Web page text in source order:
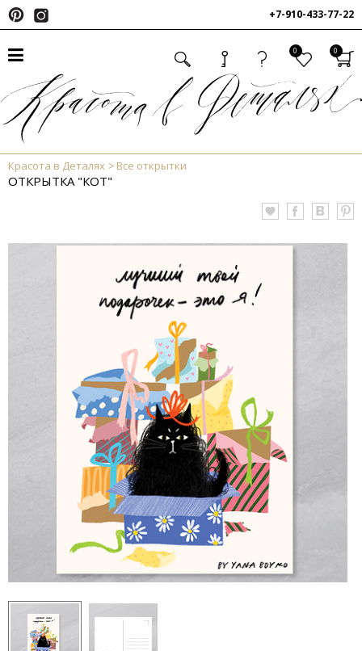
+7-910-433-77-22
0 0
Красота в Деталях Все открытки
ОТКРЫТКА "КОТ"